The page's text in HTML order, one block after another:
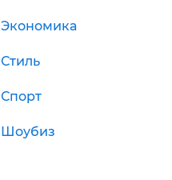
Экономика
Стиль
Спорт
Шоубиз